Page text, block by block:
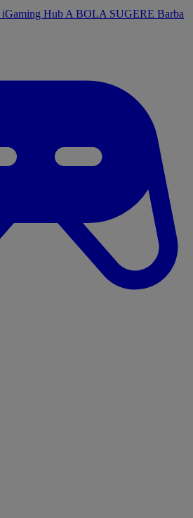
iGaming Hub A BOLA SUGERE Barba